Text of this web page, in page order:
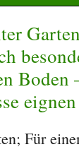
Boden
eignen
Für